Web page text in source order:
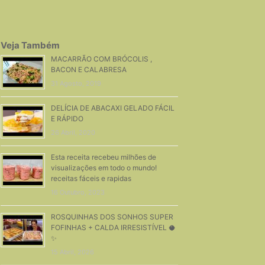
Veja Também
MACARRÃO COM BRÓCOLIS ,
BACON E CALABRESA
31 Agosto, 2019
DELÍCIA DE ABACAXI GELADO FÁCIL
E RÁPIDO
26 Abril, 2020
Esta receita recebeu milhões de
visualizações em todo o mundo!
receitas fáceis e rapidas
16 Outubro, 2023
ROSQUINHAS DOS SONHOS SUPER
FOFINHAS + CALDA IRRESISTÍVEL 🥥
✨
15 Abril, 2026